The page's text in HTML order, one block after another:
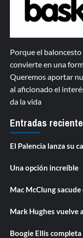
Porque el
convierte en una
Queremos aportar
al aficionado el
da la vida
Entradas
El Palencia lanza su
Una opción increíble
Mac McClung
Mark Hughes vuelve
Boogie Ellis